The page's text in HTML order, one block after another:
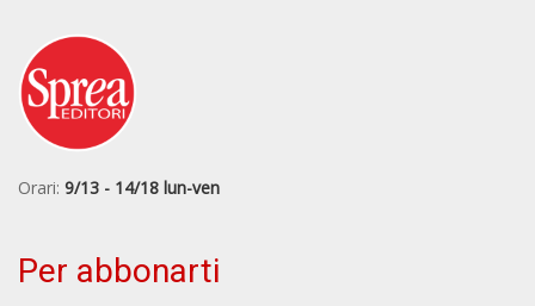
Orari: 9/13 - 14/18 lun-ven
Per abbonarti